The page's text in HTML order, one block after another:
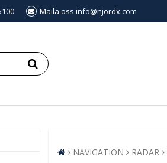
Maila oss info@njordx.com
NAVIGATION RADAR